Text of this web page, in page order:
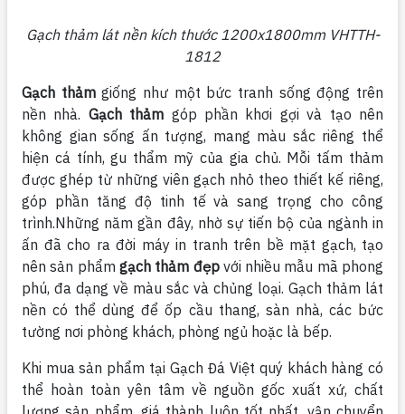
Gạch thảm lát nền kích thước 1200x1800mm VHTTH-
1812
Gạch thảmgiống như một bức tranh sống động trên
nền nhà. Gạch thảm góp phần khơi gợi và tạo nên
không gian sống ấn tượng, mang màu sắc riêng thể
hiện cá tính, gu thẩm mỹ của gia chủ. Mỗi tấm thảm
được ghép từ những viên gạch nhỏ theo thiết kế riêng,
góp phần tăng độ tinh tế và sang trọng cho công
trình.Những năm gần đây, nhờ sự tiến bộ của ngành in
ấn đã cho ra đời máy in tranh trên bề mặt gạch, tạo
nên sản phẩm gạch thảm đẹpvới nhiều mẫu mã phong
phú, đa dạng về màu sắc và chủng loại. Gạch thảm lát
nền có thể dùng để ốp cầu thang, sàn nhà, các bức
tường nơi phòng khách, phòng ngủ hoặc là bếp.
Khi mua sản phẩm tại Gạch Đá Việt quý khách hàng có
thể hoàn toàn yên tâm về nguồn gốc xuất xứ, chất